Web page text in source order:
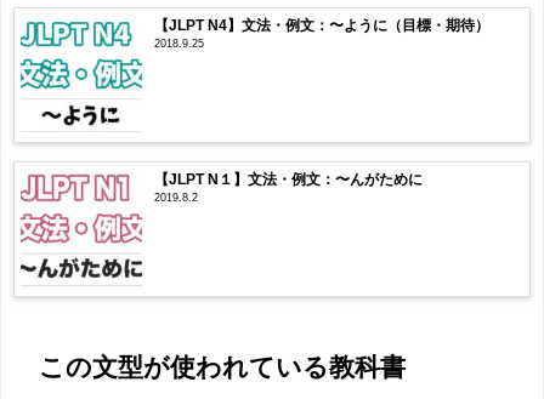
【JLPT N4】文法・例文：〜ように（目標・期待）
2018.9.25
【JLPT N１】文法・例文：〜んがために
2019.8.2
この文型が使われている教科書